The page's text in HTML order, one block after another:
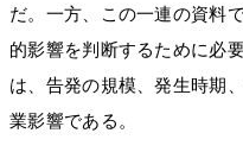
だ。一方、この一連の資料
的影響を判断するために必
は、告発の規模、発生時期
業影響である。